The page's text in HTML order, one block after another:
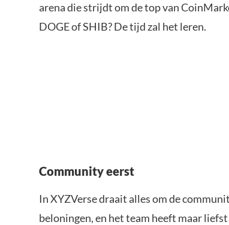
arena die strijdt om de top van
DOGE of SHIB? De tijd zal het leren.
Community eerst
In XYZVerse draait alles om de
beloningen, en het team heeft maar